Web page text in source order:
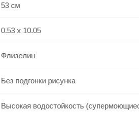
53 см
0.53 x 10.05
Флизелин
Без подгонки рисунка
Высокая водостойкость